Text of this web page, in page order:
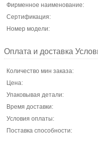
Фирменное наименование:
Сертификация:
Номер модели:
Оплата и доставка
Количество мин заказа:
Цена:
Упаковывая детали:
Время доставки:
Условия оплаты:
Поставка способности: